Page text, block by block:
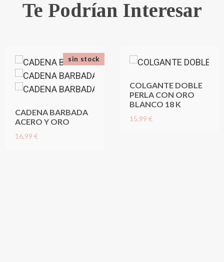
Te Podrían Interesar
CADENA BARBADA
ACERO Y ORO
16,99 €
sin stock
COLGANTE DOBLE
PERLA CON ORO
BLANCO 18 K
15,99 €